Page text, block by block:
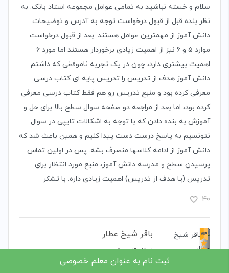
سلام و خسته نباشید به تمامی عوامل مجموعه استاد بانک. به
نظر بنده قبل از قبول درخواست توجه به آدرس و توضیحات
دانش آموز از مهمترین عوامل هستند. بعد از قبول درخواست
موارد 5 و 6 نیز از اهمیت زیادی برخوردار هستند اما مورد 6
اهمیت بیشتری دارد، چون در یک تجربه ناموفقی که داشتم
دانش آموز هدف از تدریس را تدریس پایه ای کتاب درسی
معرفی کرده بود و منبع تدریس رو هم فقط کتاب درسی معرفی
کرده بود، اما بعد از مراجعه دو صفحه سوال سطح بالا برای حل و
آموزش به بنده دادن که با توجه به اشکالات تایپی در سوال
نتونسیم به پاسخ درست دست پیدا کنیم و همین باعث شد که
دانش آموز از ادامه کلاسها منصرف بشه. پس در اولین تماس
پرسیدن سطح و مدرسه دانش آموز، منبع مورد انتظار برای
تدریس (یا هدف از تدریس) اهمیت زیادی داره. با تشکر
40
باقر شیخ عطار
استاد تایید شده
ثبت نام به عنوان معلم خصوصی